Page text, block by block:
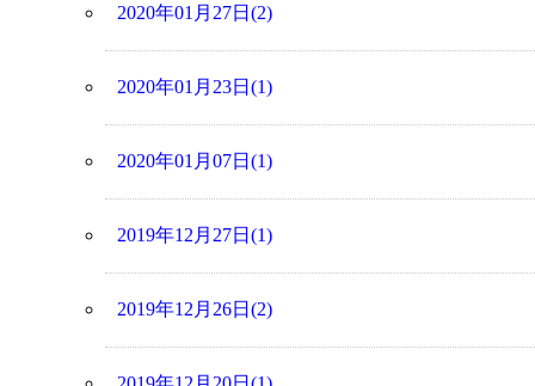
2020年01月27日(2)
2020年01月23日(1)
2020年01月07日(1)
2019年12月27日(1)
2019年12月26日(2)